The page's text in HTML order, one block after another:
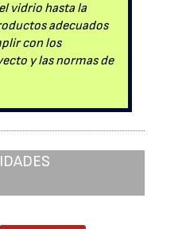
vidrio hasta la
adecuados
con los
y las normas de